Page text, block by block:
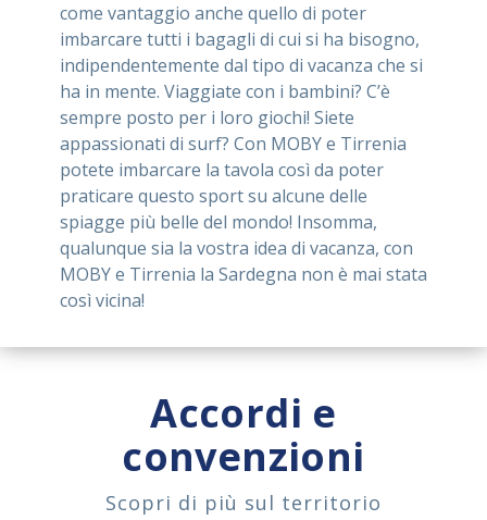
come vantaggio anche quello di poter
imbarcare tutti i bagagli di cui si ha bisogno,
indipendentemente dal tipo di vacanza che si
ha in mente. Viaggiate con i bambini? C’è
sempre posto per i loro giochi! Siete
appassionati di surf? Con MOBY e Tirrenia
potete imbarcare la tavola così da poter
praticare questo sport su alcune delle
spiagge più belle del mondo! Insomma,
qualunque sia la vostra idea di vacanza, con
MOBY e Tirrenia la Sardegna non è mai stata
così vicina!
Accordi e
convenzioni
Scopri di più sul territorio